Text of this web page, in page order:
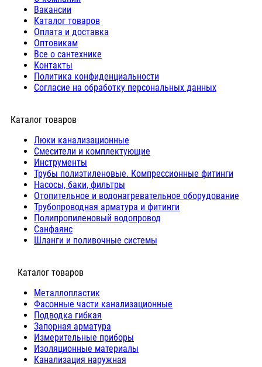
Вакансии
Каталог товаров
Оплата и доставка
Оптовикам
Все о сантехнике
Контакты
Политика конфиденциальности
Согласие на обработку персональных данных
Каталог товаров
Люки канализационные
Cмесители и комплектующие
Инструменты
Трубы полиэтиленовые. Компрессионные фитинги
Насосы, баки, фильтры
Отопительное и водонагревательное оборудование
Трубопроводная арматура и фитинги
Полипропиленовый водопровод
Санфаянс
Шланги и поливочные системы
⠀Каталог товаров
Металлопластик
Фасонные части канализационные
Подводка гибкая
Запорная арматура
Измерительные приборы
Изоляционные материалы
Канализация наружная